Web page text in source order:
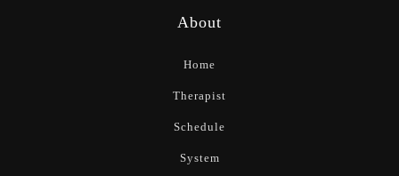
About
Home
Therapist
Schedule
System